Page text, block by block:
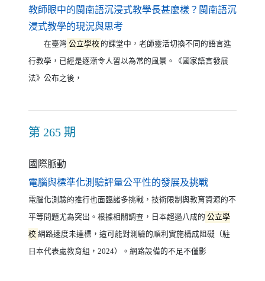
教師眼中的閩南語沉浸式教學長甚麼樣？閩南語沉
浸式教學的現況與思考
在臺灣 公立學校 的課堂中，老師靈活切換不同的語言進
行教學，已經是逐漸令人習以為常的風景。《國家語言發展
法》公布之後，
第 265 期
國際脈動
電腦與標準化測驗評量公平性的發展及挑戰（另開新視
電腦化測驗的推行也面臨諸多挑戰，技術限制與教育資源的不
平等問題尤為突出。根據相關調查，日本超過八成的 公立學
校 網路速度未達標，這可能對測驗的順利實施構成阻礙（駐
日本代表處教育組，2024）。網路設備的不足不僅影